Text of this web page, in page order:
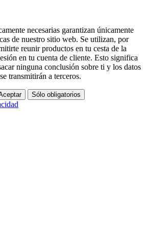
necesarias garantizan únicamente
de nuestro sitio web. Se utilizan, por
reunir productos en tu cesta de la
en tu cuenta de cliente. Esto significa
ninguna conclusión sobre ti y los datos
transmitirán a terceros.
Sólo obligatorios